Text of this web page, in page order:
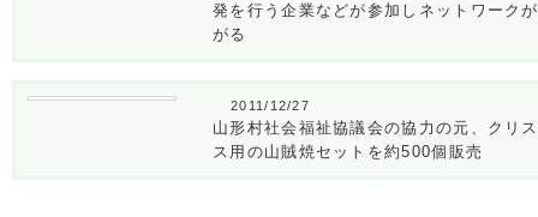
発を行う企業などが参加しネットワーク
がる
2011/12/27
山形村社会福祉協議会の協力の元、クリ
ス用の山賊焼セットを約500個販売